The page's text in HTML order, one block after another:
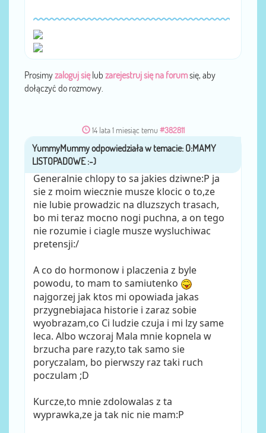
Prosimyzaloguj sięlub zarejestruj się na forumsię, aby
dołączyć do rozmowy.
14 lata 1 miesiąc temu #382811
przezYummyMummy
Generalnie chlopy to sa jakies dziwne:P ja
sie z moim wiecznie musze klocic o to,ze
nie lubie prowadzic na dluzszych trasach,
bo mi teraz mocno nogi puchna, a on tego
nie rozumie i ciagle musze wysluchiwac
pretensji:/
A co do hormonow i placzenia z byle
powodu, to mam to samiutenko
najgorzej jak ktos mi opowiada jakas
przygnebiajaca historie i zaraz sobie
wyobrazam,co Ci ludzie czuja i mi lzy same
leca. Albo wczoraj Mala mnie kopnela w
brzucha pare razy,to tak samo sie
poryczalam, bo pierwszy raz taki ruch
poczulam ;D
Kurcze,to mnie zdolowalas z ta
wyprawka,ze ja tak nic nie mam:P